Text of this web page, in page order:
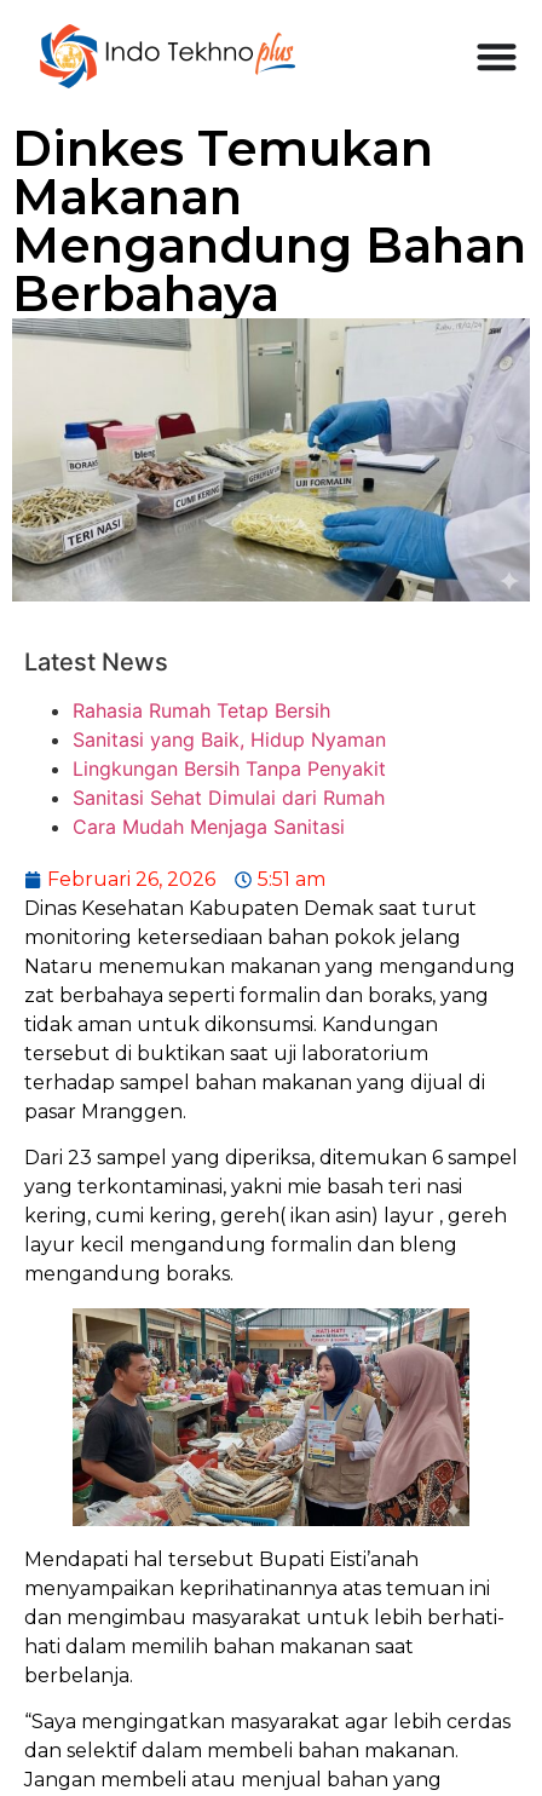
Dinkes Temukan
Makanan
Mengandung Bahan
Berbahaya
Latest News
Rahasia Rumah Tetap Bersih
Sanitasi yang Baik, Hidup Nyaman
Lingkungan Bersih Tanpa Penyakit
Sanitasi Sehat Dimulai dari Rumah
Cara Mudah Menjaga Sanitasi
Februari 26, 2026
5:51 am
Dinas Kesehatan Kabupaten Demak saat turut
monitoring ketersediaan bahan pokok jelang
Nataru menemukan makanan yang mengandung
zat berbahaya seperti formalin dan boraks, yang
tidak aman untuk dikonsumsi. Kandungan
tersebut di buktikan saat uji laboratorium
terhadap sampel bahan makanan yang dijual di
pasar Mranggen.
Dari 23 sampel yang diperiksa, ditemukan 6 sampel
yang terkontaminasi, yakni mie basah teri nasi
kering, cumi kering, gereh( ikan asin) layur , gereh
layur kecil mengandung formalin dan bleng
mengandung boraks.
Mendapati hal tersebut Bupati Eisti’anah
menyampaikan keprihatinannya atas temuan ini
dan mengimbau masyarakat untuk lebih berhati-
hati dalam memilih bahan makanan saat
berbelanja.
“Saya mengingatkan masyarakat agar lebih cerdas
dan selektif dalam membeli bahan makanan.
Jangan membeli atau menjual bahan yang